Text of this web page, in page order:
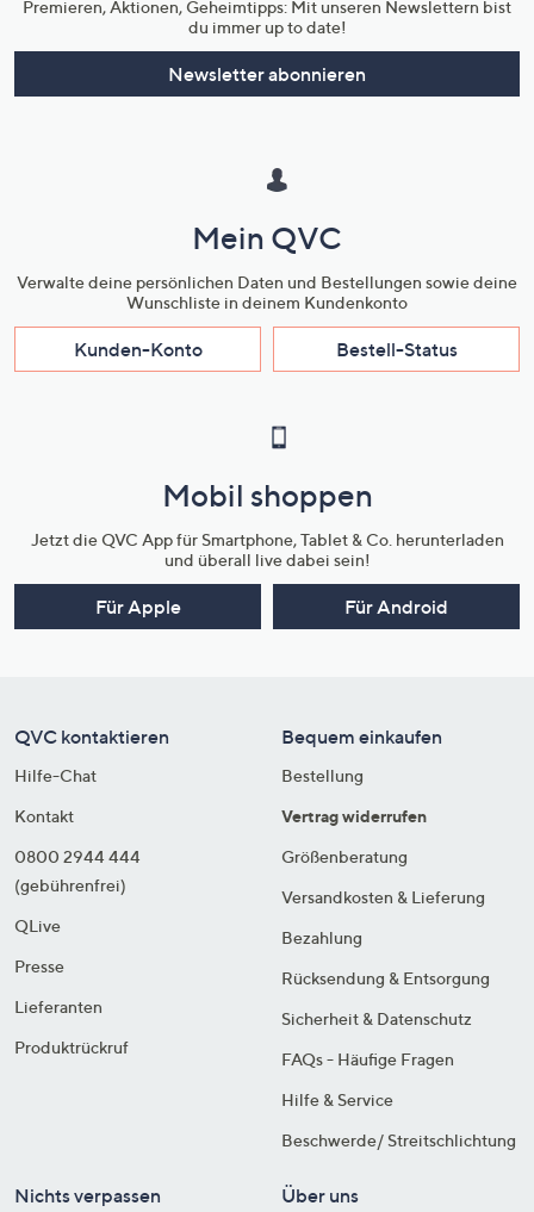
Premieren, Aktionen, Geheimtipps: Mit unseren Newslettern bist
du immer up to date!
Newsletter abonnieren
Mein QVC
Verwalte deine persönlichen Daten und Bestellungen sowie deine
Wunschliste in deinem Kundenkonto
Kunden-Konto Bestell-Status
Mobil shoppen
Jetzt die QVC App für Smartphone, Tablet & Co. herunterladen
und überall live dabei sein!
Für Apple Für Android
QVC kontaktieren
Hilfe-Chat
Kontakt
0800 2944 444
(gebührenfrei)
QLive
Presse
Lieferanten
Produktrückruf
Bequem einkaufen
Bestellung
Vertrag widerrufen
Größenberatung
Versandkosten & Lieferung
Bezahlung
Rücksendung & Entsorgung
Sicherheit & Datenschutz
FAQs - Häufige Fragen
Hilfe & Service
Beschwerde/ Streitschlichtung
Nichts verpassen Über uns